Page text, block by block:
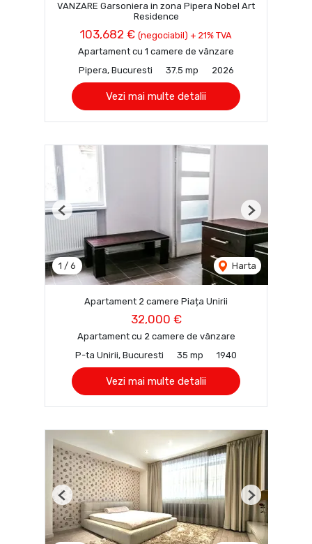
VANZARE Garsoniera in zona Pipera Nobel Art
Residence
103,682 € (negociabil) + 21% TVA
Apartament cu 1 camere de vânzare
Pipera, Bucuresti
37.5 mp 2026
Vezi mai multe detalii
1 / 6 Harta
Previous Next
Apartament 2 camere Piața Unirii
32,000 €
Apartament cu 2 camere de vânzare
P-ta Unirii, Bucuresti
35 mp 1940
Vezi mai multe detalii
Previous Next